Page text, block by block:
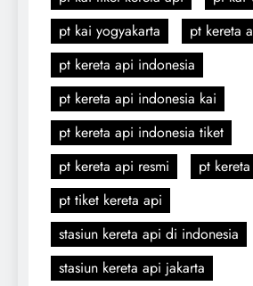
pt kai yogyakarta
pt kereta
pt kereta api indonesia
pt kereta api indonesia kai
pt kereta api indonesia tiket
pt kereta api resmi
pt
pt tiket kereta api
stasiun kereta api di indonesia
stasiun kereta api jakarta